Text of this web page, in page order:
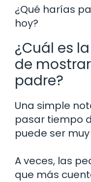
¿Qué harías
hoy?
¿Cuál es
de
padre?
Una simple
pasar tiempo
puede ser
A veces, las
que más